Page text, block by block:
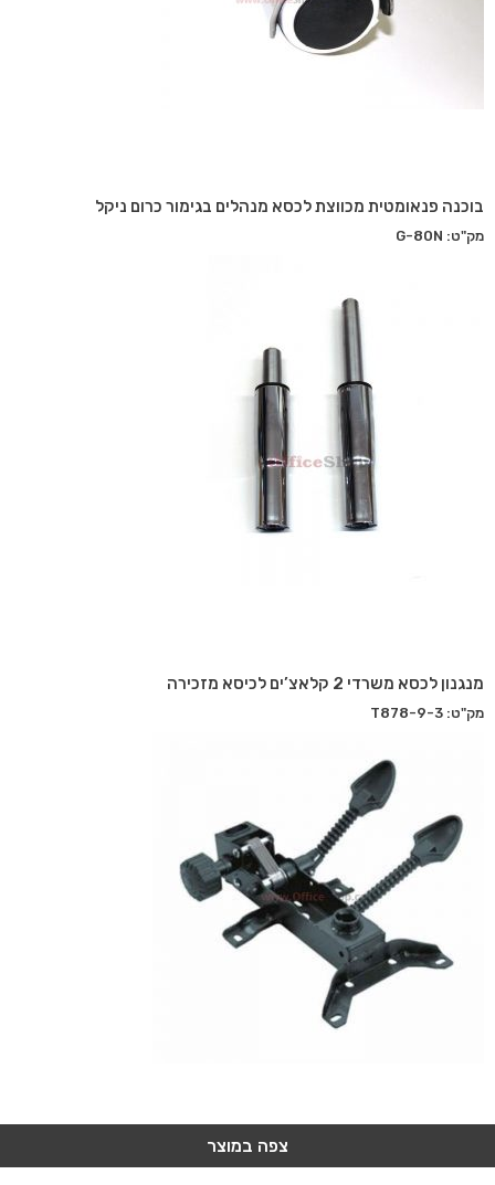
צפה במוצר
צפה במוצר
צפה במוצר
בוכנה פנאומטית מכווצת לכסא מנהלים בגימור כרום ניקל
מק"ט: G-80N
צפה במוצר
מנגנון לכסא משרדי 2 קלאצ’ים לכיסא מזכירה
מק"ט: T878-9-3
צפה במוצר